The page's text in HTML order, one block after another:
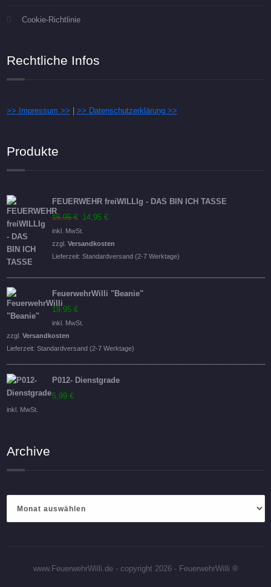
Cookie-Richtlinie
Rechtliche Infos
>> Impressum >> >> Datenschutzerklärung >>
Produkte
FEUERWEHR freiWILLIg - DAS BIN ICH TASSE
16,95€ Ursprünglicher
Preis
war:
16,95 €
14,95 €
ist:
14,95 €.
inkl. MwSt.
zzgl. Versandkosten
Lieferzeit: Standardversand (2-7 Werktage)
FeuerwehrWilli "Beanie"
19,95 €
inkl. MwSt.
zzgl. Versandkosten
Lieferzeit: Standardversand (2-7 Werktage)
P012- Dienstgrade
5,99 €
inkl. MwSt.
Archive